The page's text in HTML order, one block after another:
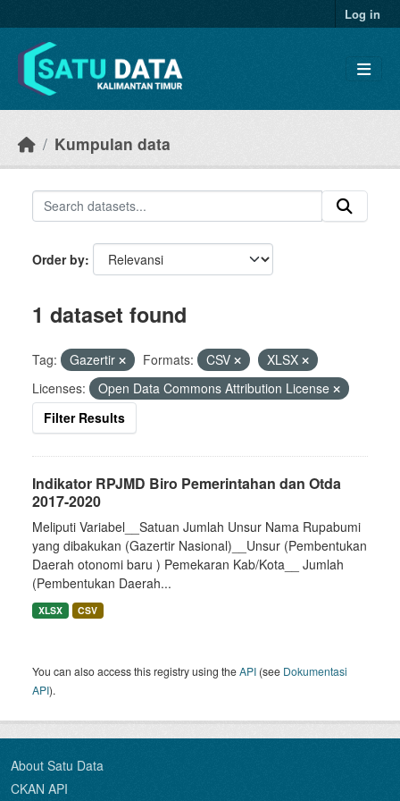
Log in
Kumpulan data
Order by
1 dataset found
Tag: Gazertir Formats: CSV
XLSX
Licenses:
Open Data Commons Attribution License
Filter Results
Indikator RPJMD Biro Pemerintahan dan Otda
2017-2020
Meliputi Variabel__Satuan Jumlah Unsur Nama Rupabumi
yang dibakukan (Gazertir Nasional)__Unsur (Pembentukan
Daerah otonomi baru ) Pemekaran Kab/Kota__ Jumlah
(Pembentukan Daerah...
XLSX CSV
You can also access this registry using theAPI (see Dokumentasi
API).
About Satu Data
CKAN API